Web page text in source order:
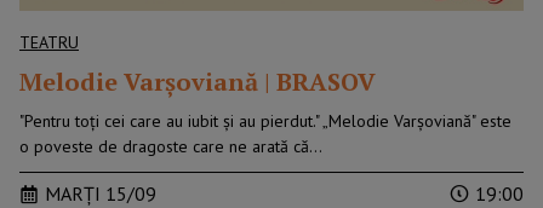
TEATRU
Melodie Varșoviană | BRASOV
"Pentru toți cei care au iubit și au pierdut." „Melodie Varșoviană" este
o poveste de dragoste care ne arată că…
MARȚI 15/09
19:00